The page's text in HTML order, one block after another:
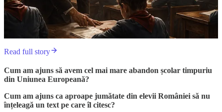
Read full story
Cum am ajuns să avem cel mai mare abandon școlar timpuriu
din Uniunea Europeană?
Cum am ajuns ca aproape jumătate din elevii României să nu
înțeleagă un text pe care îl citesc?